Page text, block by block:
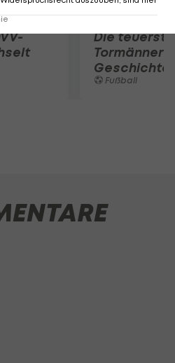
Die
Tormänner
Geschichte
Fußball